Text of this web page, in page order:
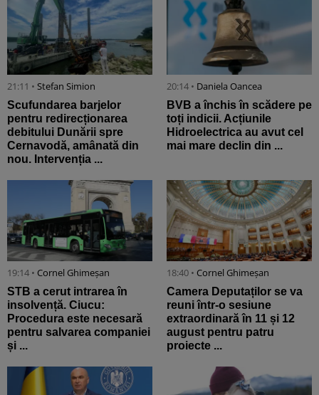
21:11 • Stefan Simion
Scufundarea barjelor
pentru redirecționarea
debitului Dunării spre
Cernavodă, amânată din
nou. Intervenția ...
20:14 • Daniela Oancea
BVB a închis în scădere pe
toți indicii. Acțiunile
Hidroelectrica au avut cel
mai mare declin din ...
19:14 • Cornel Ghimeșan
STB a cerut intrarea în
insolvență. Ciucu:
Procedura este necesară
pentru salvarea companiei
și ...
18:40 • Cornel Ghimeșan
Camera Deputaților se va
reuni într-o sesiune
extraordinară în 11 și 12
august pentru patru
proiecte ...